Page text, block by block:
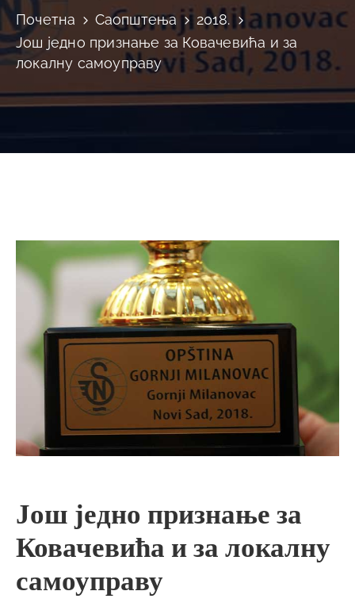
Почетна Саопштења
2018.
Још једно признање за Ковачевића и за
локалну самоуправу
Још једно признање за
Ковачевића и за локалну
самоуправу